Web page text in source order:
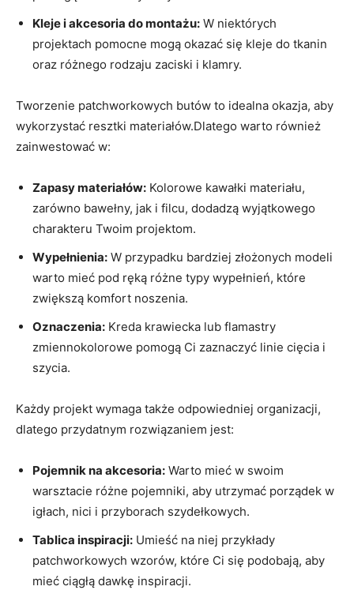
Kleje i akcesoria do montażu: W niektórych
projektach pomocne mogą okazać się kleje do tkanin
oraz różnego rodzaju zaciski i klamry.
Tworzenie patchworkowych butów to idealna okazja, aby
wykorzystać resztki materiałów.Dlatego warto również
zainwestować w:
Zapasy materiałów: Kolorowe kawałki materiału,
zarówno bawełny, jak i filcu, dodadzą wyjątkowego
charakteru Twoim projektom.
Wypełnienia: W przypadku bardziej złożonych modeli
warto mieć pod ręką różne typy wypełnień, które
zwiększą komfort noszenia.
Oznaczenia: Kreda krawiecka lub flamastry
zmiennokolorowe pomogą Ci zaznaczyć linie cięcia i
szycia.
Każdy projekt wymaga także odpowiedniej organizacji,
dlatego przydatnym rozwiązaniem jest:
Pojemnik na akcesoria: Warto mieć w swoim
warsztacie różne pojemniki, aby utrzymać porządek w
igłach, nici i przyborach szydełkowych.
Tablica inspiracji: Umieść na niej przykłady
patchworkowych wzorów, które Ci się podobają, aby
mieć ciągłą dawkę inspiracji.